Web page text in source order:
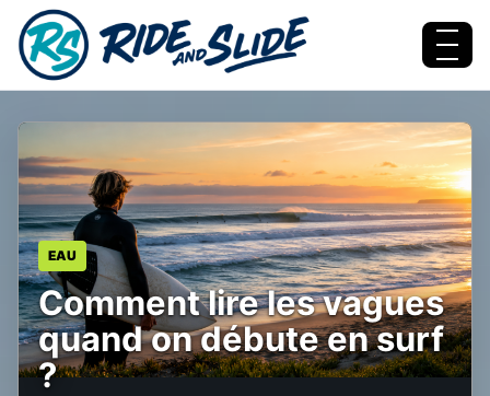
Aller au contenu
Menu
EAU
Comment lire les vagues
quand on débute en surf
?